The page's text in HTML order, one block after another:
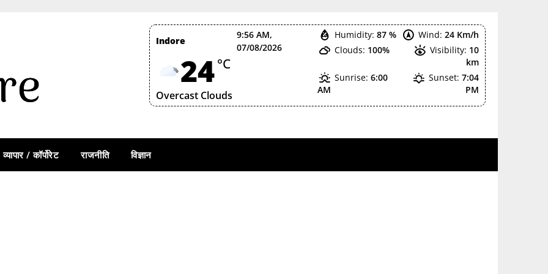
Indore
9:56 AM,
07/08/2026
24°C
Overcast Clouds
Humidity: 87 % Wind: 24 Km/h
Clouds: 100% Visibility: 10
km
Sunrise: 6:00
AM
Sunset: 7:04
PM
व्यापार / कॉर्पोरेट राजनीति विज्ञान